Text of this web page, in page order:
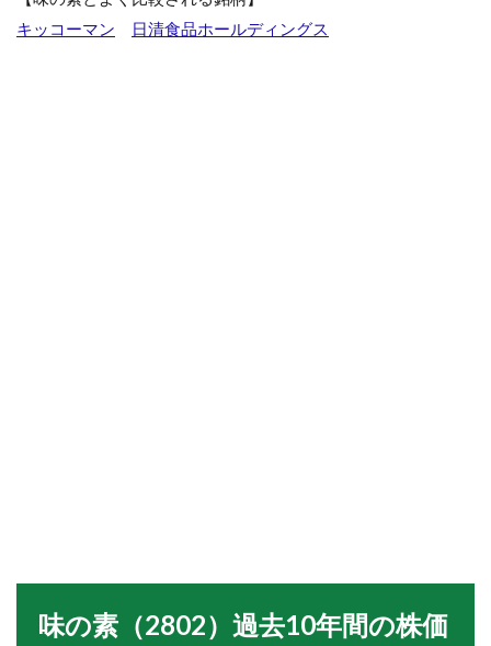
キッコーマン
日清食品ホールディングス
味の素（2802）過去10年間の株価